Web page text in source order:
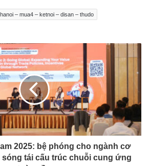
– mua4 – ketnoi – disan – thudo
2025: bệ phóng cho ngành cơ
sóng tái cấu trúc chuỗi cung ứng